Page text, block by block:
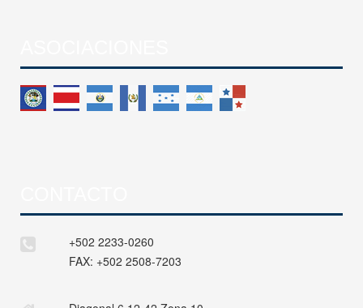
+502 2233-0260
FAX: +502 2508-7203